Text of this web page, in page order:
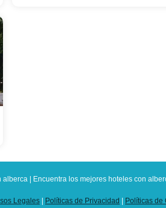
| Encuentra los mejores hoteles con
Legales Políticas de Privacidad Políticas de